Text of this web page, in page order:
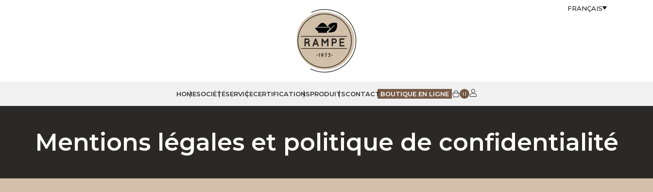
FRANÇAIS
HOMESOCIÉTÉSERVICECERTIFICATIONSPRODUITSCONTACTBOUTIQUE EN LIGNE 0
Mentions légales et politique de confidentialité